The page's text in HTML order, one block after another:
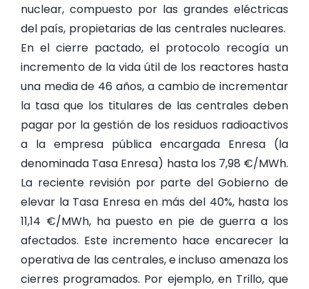
nuclear, compuesto por las grandes eléctricas
del país, propietarias de las centrales nucleares.
En el cierre pactado, el protocolo recogía un
incremento de la vida útil de los reactores hasta
una media de 46 años, a cambio de incrementar
la tasa que los titulares de las centrales deben
pagar por la gestión de los residuos radioactivos
a la empresa pública encargada Enresa (la
denominada Tasa Enresa) hasta los 7,98 €/MWh.
La reciente revisión por parte del Gobierno de
elevar la Tasa Enresa en más del 40%, hasta los
11,14 €/MWh, ha puesto en pie de guerra a los
afectados. Este incremento hace encarecer la
operativa de las centrales, e incluso amenaza los
cierres programados. Por ejemplo, en Trillo, que